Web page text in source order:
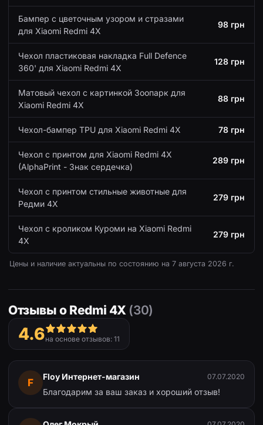
Бампер с цветочным узором и стразами
для Xiaomi Redmi 4X
98 грн
Чехол пластиковая накладка Full Defence
360' для Xiaomi Redmi 4X
128 грн
Матовый чехол с картинкой Зоопарк для
Xiaomi Redmi 4X
88 грн
Чехол-бампер TPU для Xiaomi Redmi 4X 78 грн
Чехол с принтом для Xiaomi Redmi 4X
(AlphaPrint - Знак сердечка)
289 грн
Чехол с принтом стильные животные для
Редми 4Х
279 грн
Чехол с кроликом Куроми на Xiaomi Redmi
4X
279 грн
Цены и наличие актуальны по состоянию на 7 августа 2026 г.
Отзывы о Redmi 4X (30)
4.6на основе отзывов: 11
F
Floy Интернет-магазин 07.07.2020
Благодарим за ваш заказ и хороший отзыв!